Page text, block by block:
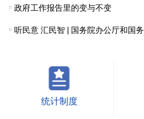
政府工作报告里的变与不变
听民意 汇民智 | 国务院办公厅和国
统计制度